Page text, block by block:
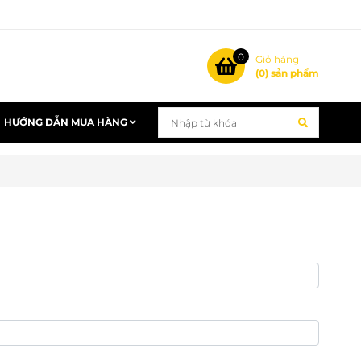
0
Giỏ hàng
(0) sản phẩm
HƯỚNG DẪN MUA HÀNG